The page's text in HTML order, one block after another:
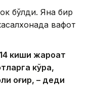
бўлди. Яна бир
вафот
киши жароҳат
кўра,
оғир, – деди